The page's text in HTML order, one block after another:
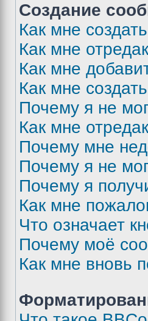
Создание
Как мне
Как мне
Как мне
Как мне
Почему я не
Как мне
Почему мне
Почему я не
Почему я
Как мне
Что означает
Почему моё
Как мне вновь